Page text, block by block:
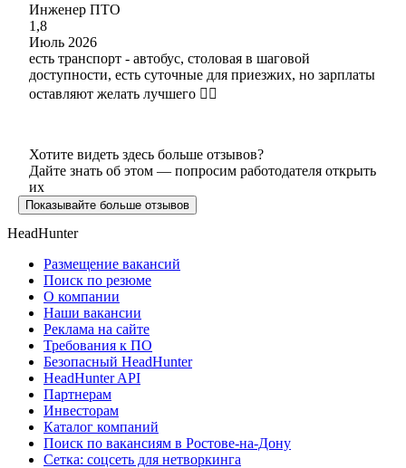
Инженер ПТО
1,8
Июль 2026
есть транспорт - автобус, столовая в шаговой
доступности, есть суточные для приезжих, но зарплаты
оставляют желать лучшего 👍🏻
Хотите видеть здесь больше отзывов?
Дайте знать об этом — попросим работодателя открыть
их
Показывайте больше отзывов
HeadHunter
Размещение вакансий
Поиск по резюме
О компании
Наши вакансии
Реклама на сайте
Требования к ПО
Безопасный HeadHunter
HeadHunter API
Партнерам
Инвесторам
Каталог компаний
Поиск по вакансиям в Ростове-на-Дону
Сетка: соцсеть для нетворкинга